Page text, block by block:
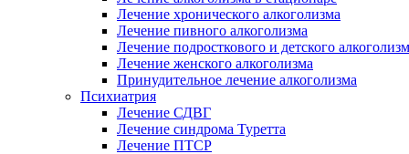
Лечение хронического алкоголизма
Лечение пивного алкоголизма
Лечение подросткового и детского
Лечение женского алкоголизма
Принудительное лечение алкоголизма
Психиатрия
Лечение СДВГ
Лечение синдрома Туретта
Лечение ПТСР